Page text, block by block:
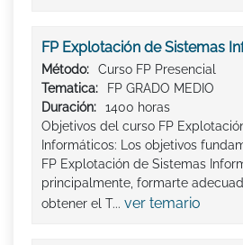
FP Explotación de Sistemas
Método:
Curso FP Presencial
Tematica:
FP GRADO MEDIO
Duración:
1400 horas
Objetivos del curso FP
Informáticos: Los objetivos
FP Explotación de Sistemas
principalmente, formarte
obtener el T... ver temario